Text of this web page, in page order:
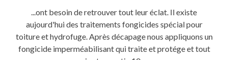
...ont besoin de retrouver tout leur éclat. Il existe
aujourd'hui des traitements fongicides spécial pour
toiture et hydrofuge. Après décapage nous appliquons un
fongicide imperméabilisant qui traite et protége et tout